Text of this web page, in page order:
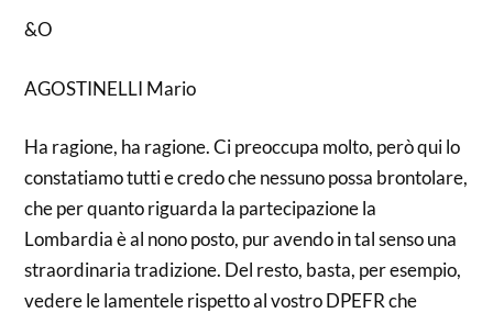
&O
AGOSTINELLI Mario
Ha ragione, ha ragione. Ci preoccupa molto, però qui lo
constatiamo tutti e credo che nessuno possa brontolare,
che per quanto riguarda la partecipazione la
Lombardia è al nono posto, pur avendo in tal senso una
straordinaria tradizione. Del resto, basta, per esempio,
vedere le lamentele rispetto al vostro DPEFR che